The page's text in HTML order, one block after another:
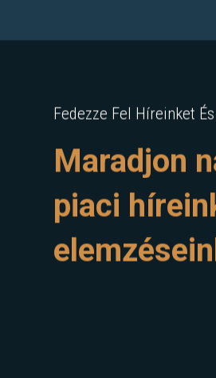
Fedezze Fel Híreinket
Maradjon
piaci